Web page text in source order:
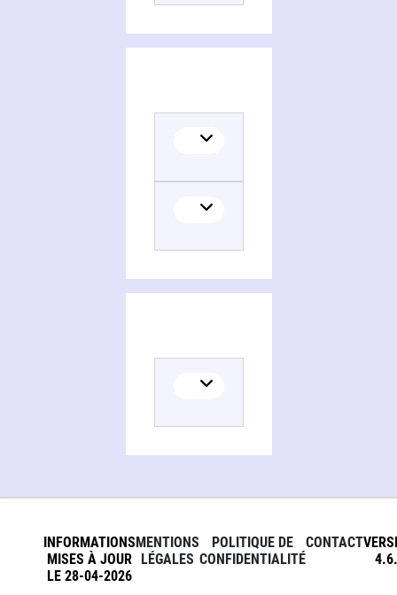
INFORMATIONS
MISES À JOUR
LE 28-04-2026
MENTIONS
LÉGALES
POLITIQUE DE
CONFIDENTIALITÉ
CONTACT